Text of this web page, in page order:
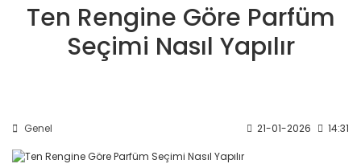
Ten Rengine Göre Parfüm
Seçimi Nasıl Yapılır
Genel 21-01-2026 14:31